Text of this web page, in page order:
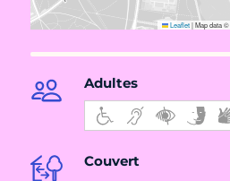
Leaflet|Map data ©
Adultes
Couvert